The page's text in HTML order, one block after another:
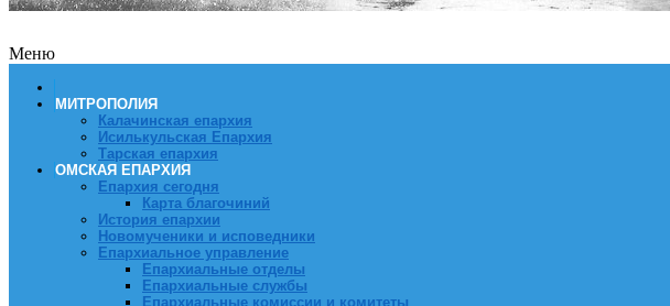
Меню
МИТРОПОЛИЯ
Калачинская епархия
Исилькульская Епархия
Тарская епархия
ОМСКАЯ ЕПАРХИЯ
Епархия сегодня
Карта благочиний
История епархии
Новомученики и исповедники
Епархиальное управление
Епархиальные отделы
Епархиальные службы
Епархиальные комиссии и комитеты